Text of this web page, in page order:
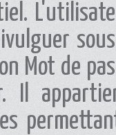
Mot de
Il